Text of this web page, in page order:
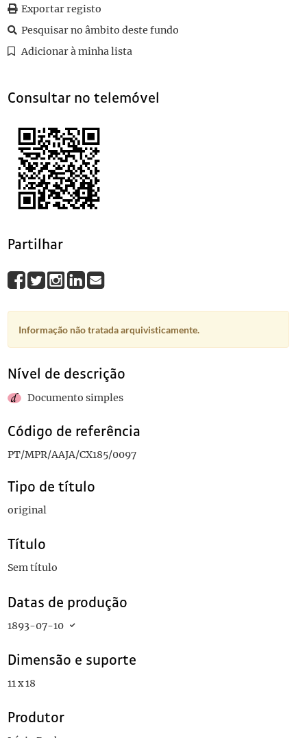
0099
Sem título
0101
0102 Sem título 1896-09-05
Exportar registo
Pesquisar no âmbito deste fundo
Adicionar à minha lista
Consultar no telemóvel
Partilhar
Informação não tratada arquivisticamente.
Nível de descrição
Documento simples
Código de referência
PT/MPR/AAJA/CX185/0097
Tipo de título
original
Título
Sem título
Datas de produção
1893-07-10
Dimensão e suporte
11 x 18
Produtor